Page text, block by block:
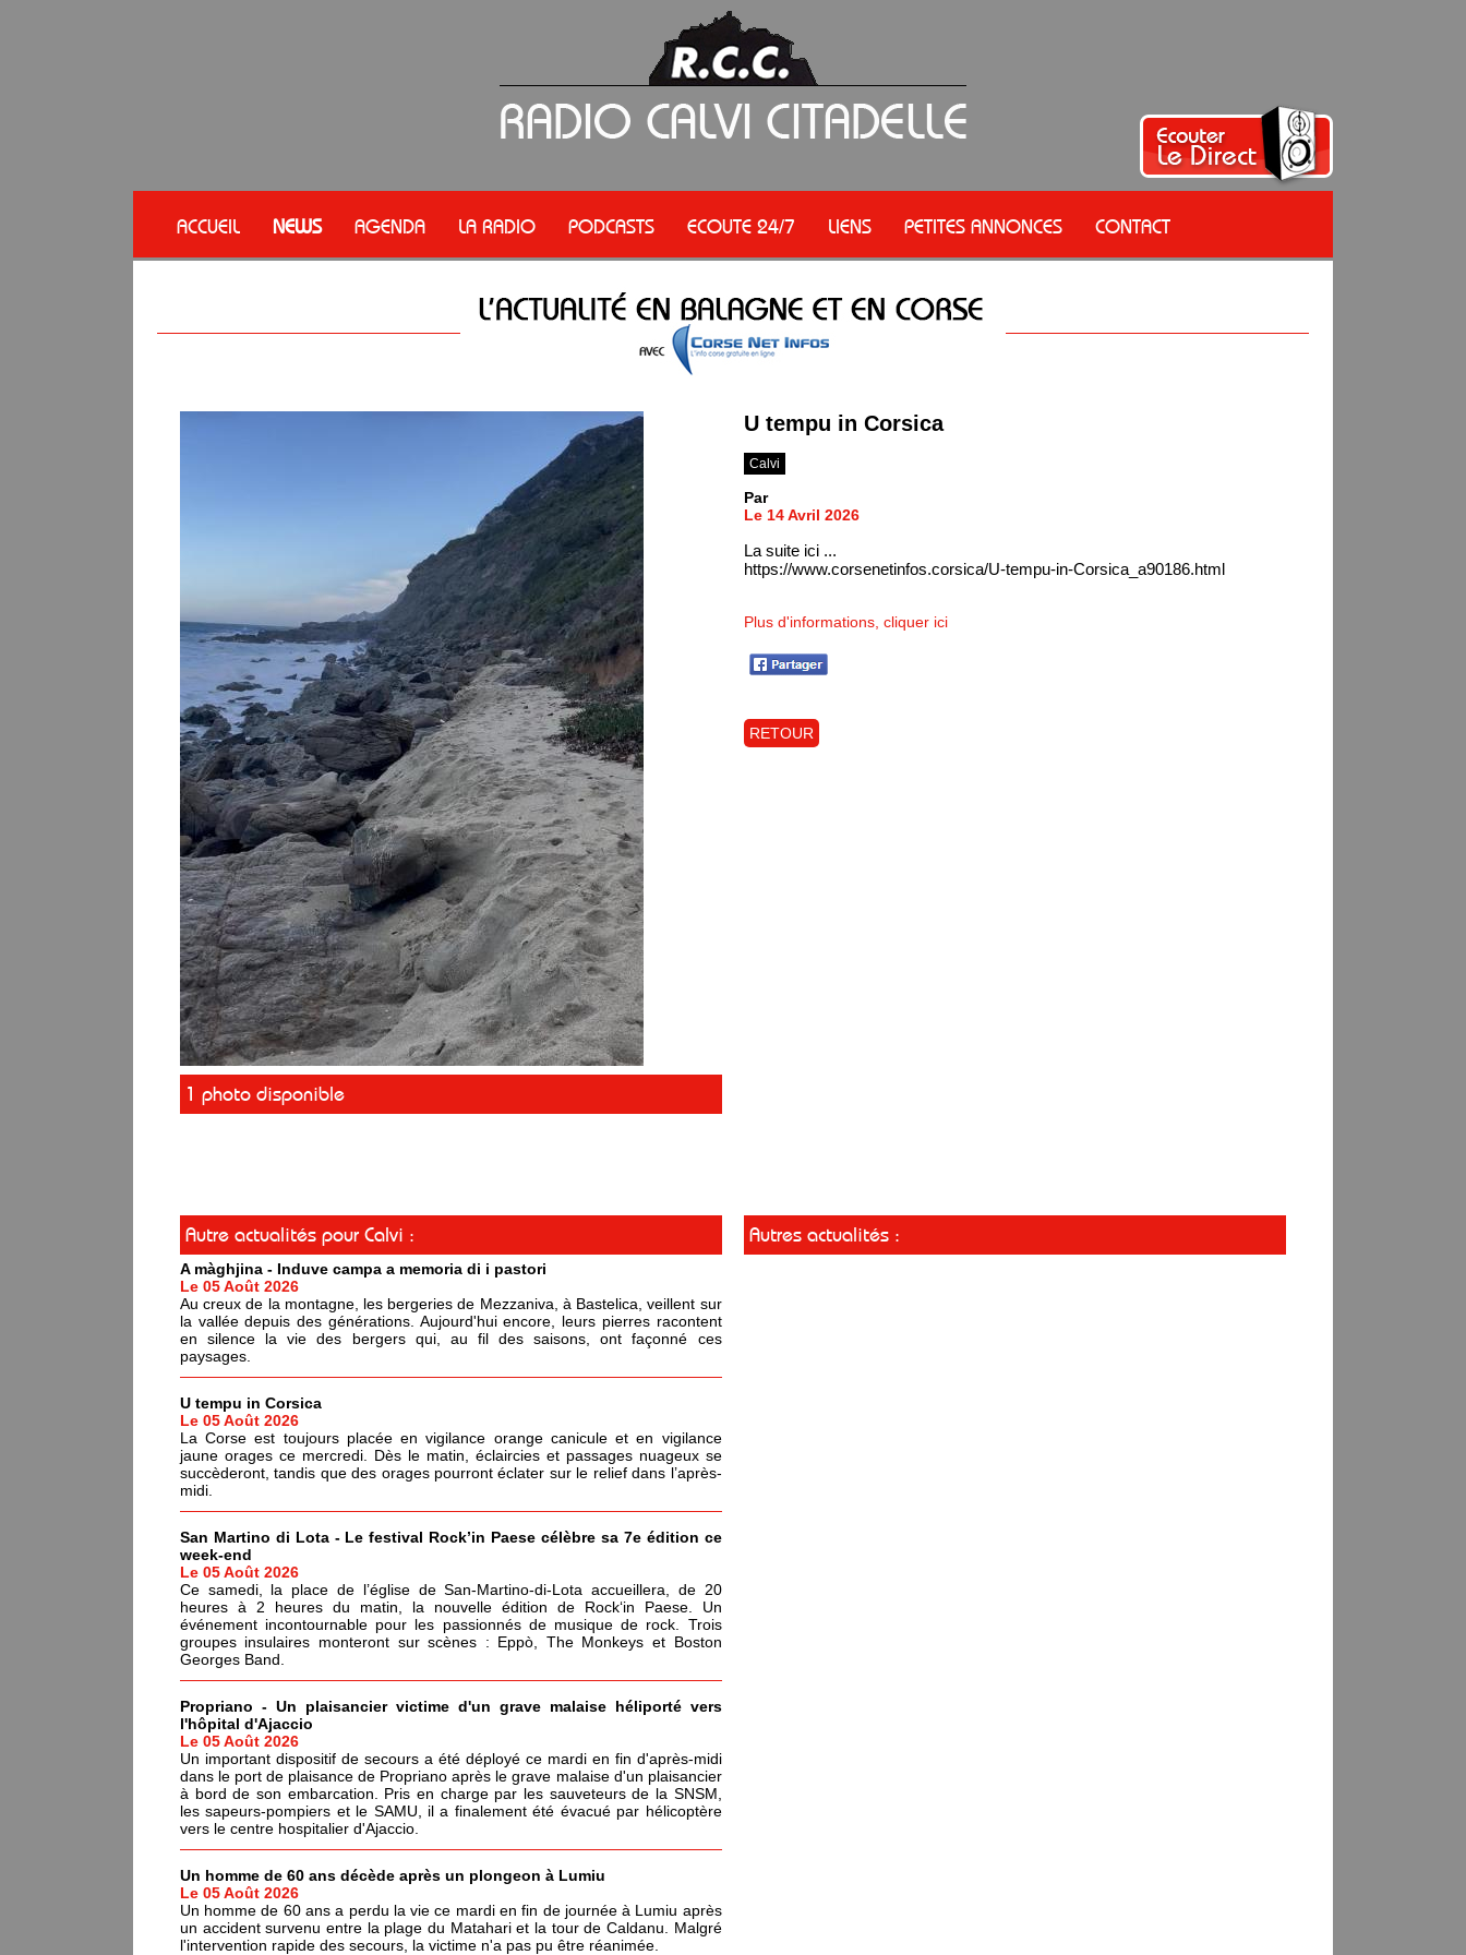
ACCUEIL NEWS AGENDA LA RADIO PODCASTS ECOUTE 24/7 LIENS PETITES ANNONCES CONTACT
1 photo disponible
U tempu in Corsica
Calvi
Par
Le 14 Avril 2026
La suite ici ...
https://www.corsenetinfos.corsica/U-tempu-in-Corsica_a90186.html
Plus d'informations, cliquer ici
RETOUR
Autre actualités pour Calvi :
A màghjina - Induve campa a memoria di i pastori
Le 05 Août 2026
Au creux de la montagne, les bergeries de Mezzaniva, à Bastelica, veillent sur
la vallée depuis des générations. Aujourd'hui encore, leurs pierres racontent
en silence la vie des bergers qui, au fil des saisons, ont façonné ces
paysages.
U tempu in Corsica
Le 05 Août 2026
La Corse est toujours placée en vigilance orange canicule et en vigilance
jaune orages ce mercredi. Dès le matin, éclaircies et passages nuageux se
succèderont, tandis que des orages pourront éclater sur le relief dans l’après-
midi.
San Martino di Lota - Le festival Rock’in Paese célèbre sa 7e édition ce
week-end
Le 05 Août 2026
Ce samedi, la place de l’église de San-Martino-di-Lota accueillera, de 20
heures à 2 heures du matin, la nouvelle édition de Rock‘in Paese. Un
événement incontournable pour les passionnés de musique de rock. Trois
groupes insulaires monteront sur scènes : Eppò, The Monkeys et Boston
Georges Band.
Propriano - Un plaisancier victime d'un grave malaise héliporté vers
l'hôpital d'Ajaccio
Le 05 Août 2026
Un important dispositif de secours a été déployé ce mardi en fin d'après-midi
dans le port de plaisance de Propriano après le grave malaise d'un plaisancier
à bord de son embarcation. Pris en charge par les sauveteurs de la SNSM,
les sapeurs-pompiers et le SAMU, il a finalement été évacué par hélicoptère
vers le centre hospitalier d'Ajaccio.
Un homme de 60 ans décède après un plongeon à Lumiu
Le 05 Août 2026
Un homme de 60 ans a perdu la vie ce mardi en fin de journée à Lumiu après
un accident survenu entre la plage du Matahari et la tour de Caldanu. Malgré
l'intervention rapide des secours, la victime n'a pas pu être réanimée.
Autres actualités :